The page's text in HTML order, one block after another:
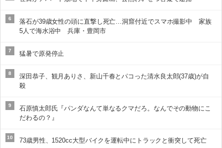
6
落石が39歳女性の頭に直撃し死亡…洞窟付近でスマホ撮影中 家族
5人で海水浴中 兵庫・豊岡市
7 猛暑で原発停止
8
深田恭子、観月ありさ、新山千春とパコった清水良太郎(37歳)が自
殺
9
石原慎太郎氏『パンダなんて単なるクマだろ。なんでその動物にこ
だわるの？』
10 73歳男性、1520cc大型バイクを運転中にトラックと衝突して死亡